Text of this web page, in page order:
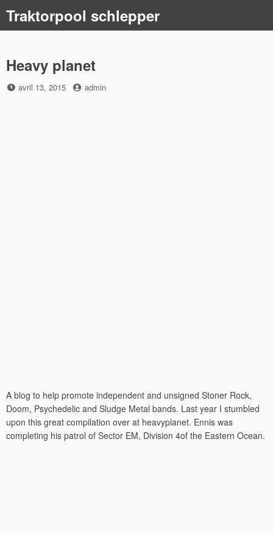
content
Traktorpool schlepper
Heavy planet
Posted
avril 13, 2015 by
admin
A blog to help promote independent and unsigned Stoner Rock,
Doom, Psychedelic and Sludge Metal bands. Last year I stumbled
upon this great compilation over at heavyplanet. Ennis was
completing his patrol of Sector EM, Division 4of the Eastern Ocean.